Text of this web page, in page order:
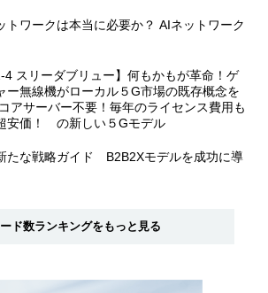
トワークは本当に必要か？ AIネットワーク
4 スリーダブリュー】何もかもが革命！ゲ
ー無線機がローカル５G市場の既存概念を
アサーバー不要！毎年のライセンス費用も
安価！ の新しい５Gモデル
たな戦略ガイド B2B2Xモデルを成功に導
ド数ランキングをもっと見る